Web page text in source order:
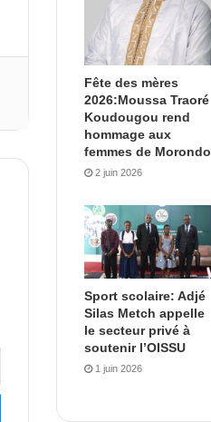
Fête des mères
2026:Moussa Traoré
Koudougou rend
hommage aux
femmes de Morondo
2 juin 2026
Sport scolaire: Adjé
Silas Metch appelle
le secteur privé à
soutenir l’OISSU
1 juin 2026